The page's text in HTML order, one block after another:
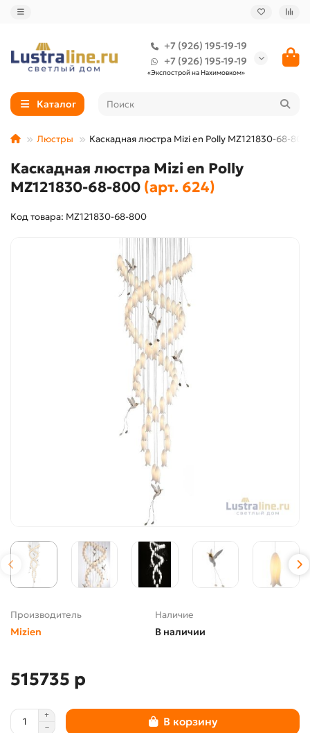
+7 (926) 195-19-19
+7 (926) 195-19-19
«Экспострой на Нахимовком»
Каталог
Люстры Каскадная люстра Mizi en Polly MZ121830-68-800
Каскадная люстра Mizi en Polly
MZ121830-68-800 (арт. 624)
Код товара: MZ121830-68-800
Производитель
Mizien
Наличие
В наличии
515735 р
В корзину